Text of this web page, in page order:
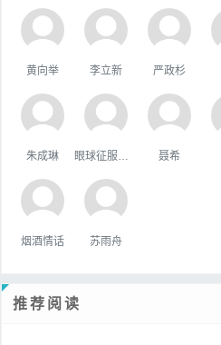
黄向举 李立新 严政杉
朱成琳 聂希
烟酒情话 苏雨舟
推荐阅读